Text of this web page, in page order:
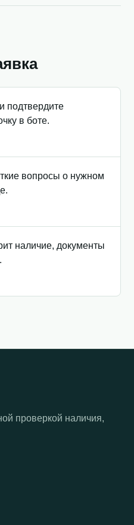
подтвердите
в боте.
вопросы о нужном
наличие, документы
проверкой наличия,